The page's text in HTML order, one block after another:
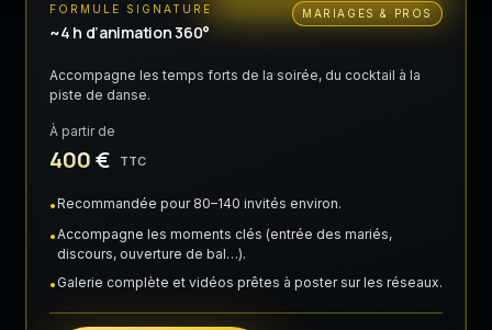
FORMULE SIGNATURE
~4 h d’animation 360°
MARIAGES & PROS
Accompagne les temps forts de la soirée, du cocktail à la
piste de danse.
À partir de
400€ TTC
•Recommandée pour 80–140 invités environ.
•Accompagne les moments clés (entrée des mariés,
discours, ouverture de bal…).
• Galerie complète et vidéos prêtes à poster sur les réseaux.